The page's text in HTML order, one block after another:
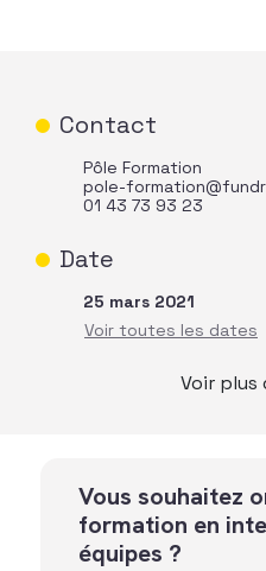
Contact
Pôle Formation
pole-
01 43 73 93 23
Date
25 mars 2021
Voir plus
Vous souhaitez
formation en
équipes ?